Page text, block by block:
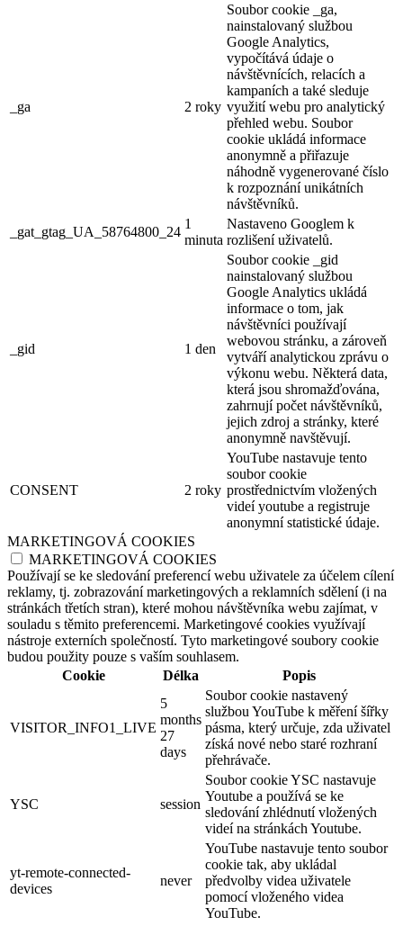
_ga 2 roky
Soubor cookie _ga,
nainstalovaný službou
Google Analytics,
vypočítává údaje o
návštěvnících, relacích a
kampaních a také sleduje
využití webu pro analytický
přehled webu. Soubor
cookie ukládá informace
anonymně a přiřazuje
náhodně vygenerované číslo
k rozpoznání unikátních
návštěvníků.
_gat_gtag_UA_58764800_24
1
minuta
Nastaveno Googlem k
rozlišení uživatelů.
_gid 1 den
Soubor cookie _gid
nainstalovaný službou
Google Analytics ukládá
informace o tom, jak
návštěvníci používají
webovou stránku, a zároveň
vytváří analytickou zprávu o
výkonu webu. Některá data,
která jsou shromažďována,
zahrnují počet návštěvníků,
jejich zdroj a stránky, které
anonymně navštěvují.
CONSENT 2 roky
YouTube nastavuje tento
soubor cookie
prostřednictvím vložených
videí youtube a registruje
anonymní statistické údaje.
MARKETINGOVÁ COOKIES
MARKETINGOVÁ COOKIES
Používají se ke sledování preferencí webu uživatele za účelem cílení
reklamy, tj. zobrazování marketingových a reklamních sdělení (i na
stránkách třetích stran), které mohou návštěvníka webu zajímat, v
souladu s těmito preferencemi. Marketingové cookies využívají
nástroje externích společností. Tyto marketingové soubory cookie
budou použity pouze s vaším souhlasem.
Cookie
Délka Popis
VISITOR_INFO1_LIVE
5
months
27
days
Soubor cookie nastavený
službou YouTube k měření šířky
pásma, který určuje, zda uživatel
získá nové nebo staré rozhraní
přehrávače.
YSC session
Soubor cookie YSC nastavuje
Youtube a používá se ke
sledování zhlédnutí vložených
videí na stránkách Youtube.
yt-remote-connected-
devices
never
YouTube nastavuje tento soubor
cookie tak, aby ukládal
předvolby videa uživatele
pomocí vloženého videa
YouTube.